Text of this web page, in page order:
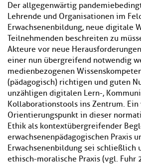
Der allgegenwärtig
Lehrende und Organisationen im
Erwachsenenbildung, neue digitale
Teilnehmenden beschreiten zu
Akteure vor neue
einer nun übergreifend notwendig
medienbezogenen
(pädagogisch) richtigen und guten
unzähligen digitalen Lern-,
Kollaborationstools ins Zentrum.
Orientierungspunkt in dieser
Ethik als kontextübergreifender
erwachsenenpädagogischen Praxis
Erwachsenenbildung sei schließlich
ethisch-moralische Praxis (vgl. Fuhr